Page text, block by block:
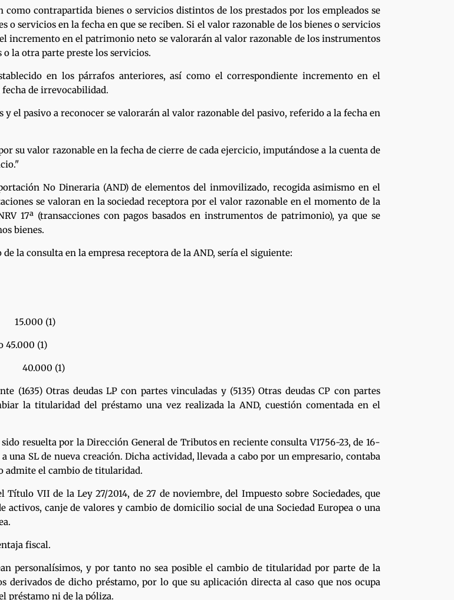
contrapartida bienes o servicios distintos de los prestados por los empleados se
servicios en la fecha en que se reciben. Si el valor razonable de los bienes o servicios
incremento en el patrimonio neto se valorarán al valor razonable de los instrumentos
la otra parte preste los servicios.
en los párrafos anteriores, así como el correspondiente incremento en el
de irrevocabilidad.
el pasivo a reconocer se valorarán al valor razonable del pasivo, referido a la fecha en
su valor razonable en la fecha de cierre de cada ejercicio, imputándose a la cuenta de
No Dineraria (AND) de elementos del inmovilizado, recogida asimismo en el
se valoran en la sociedad receptora por el valor razonable en el momento de la
17ª (transacciones con pagos basados en instrumentos de patrimonio), ya que se
bienes.
la consulta en la empresa receptora de la AND, sería el siguiente:
(1)
(1)
(1)
(1635) Otras deudas LP con partes vinculadas y (5135) Otras deudas CP con partes
la titularidad del préstamo una vez realizada la AND, cuestión comentada en el
sido resuelta por la Dirección General de Tributos en reciente consulta V1756-23, de 16-
SL de nueva creación. Dicha actividad, llevada a cabo por un empresario, contaba
admite el cambio de titularidad.
VII de la Ley 27/2014, de 27 de noviembre, del Impuesto sobre Sociedades, que
canje de valores y cambio de domicilio social de una Sociedad Europea o una
fiscal.
personalísimos, y por tanto no sea posible el cambio de titularidad por parte de la
de dicho préstamo, por lo que su aplicación directa al caso que nos ocupa
préstamo ni de la póliza.